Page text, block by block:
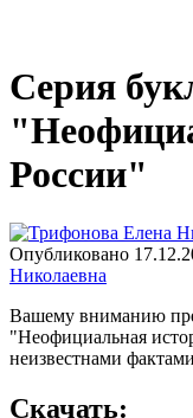
Серия
России"
Опубликовано
Николаевна
Вашему вниманию
"Неофициальная
неизвестнами
Скачать: